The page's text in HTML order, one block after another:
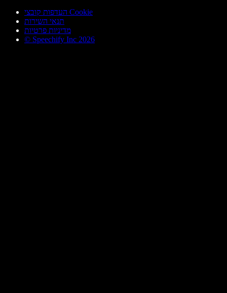
העדפות קובצי Cookie
תנאי השירות
מדיניות פרטיות
© Speechify Inc 2026